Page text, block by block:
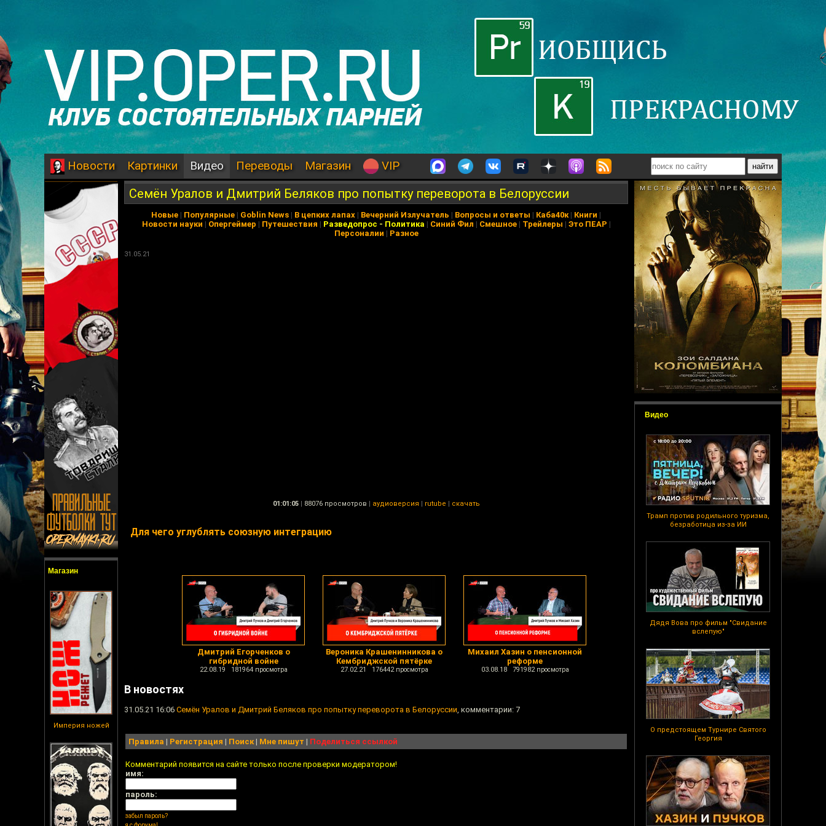
Новости Картинки Видео Переводы Магазин VIP
Магазин
Империя ножей
Видео
Трамп против родильного туризма,
безработица из-за ИИ
Дядя Вова про фильм "Свидание
вслепую"
О предстоящем Турнире Святого
Георгия
Семён Уралов и Дмитрий Беляков про попытку переворота в Белоруссии
Новые | Популярные | Goblin News | В цепких лапах | Вечерний Излучатель | Вопросы и ответы | Каба40к| Книги |
Новости науки | Опергеймер | Путешествия | Разведопрос - Политика | Синий Фил | Смешное| Трейлеры | Это ПЕАР |
Персоналии | Разное
31.05.21
01:01:05 | 88076 просмотров | аудиоверсия | rutube | скачать
Для чего углублять союзную интеграцию
Дмитрий Егорченков о
гибридной войне
22.08.19 181964 просмотра
Вероника Крашенинникова о
Кембриджской пятёрке
27.02.21 176442 просмотра
Михаил Хазин о пенсионной
реформе
03.08.18 791982 просмотра
В новостях
31.05.21 16:06 Семён Уралов и Дмитрий Беляков про попытку переворота в Белоруссии, комментарии: 7
Правила | Регистрация | Поиск| Мне пишут | Поделиться ссылкой
Комментарий появится на сайте только после проверки модератором!
имя:
пароль:
забыл пароль?